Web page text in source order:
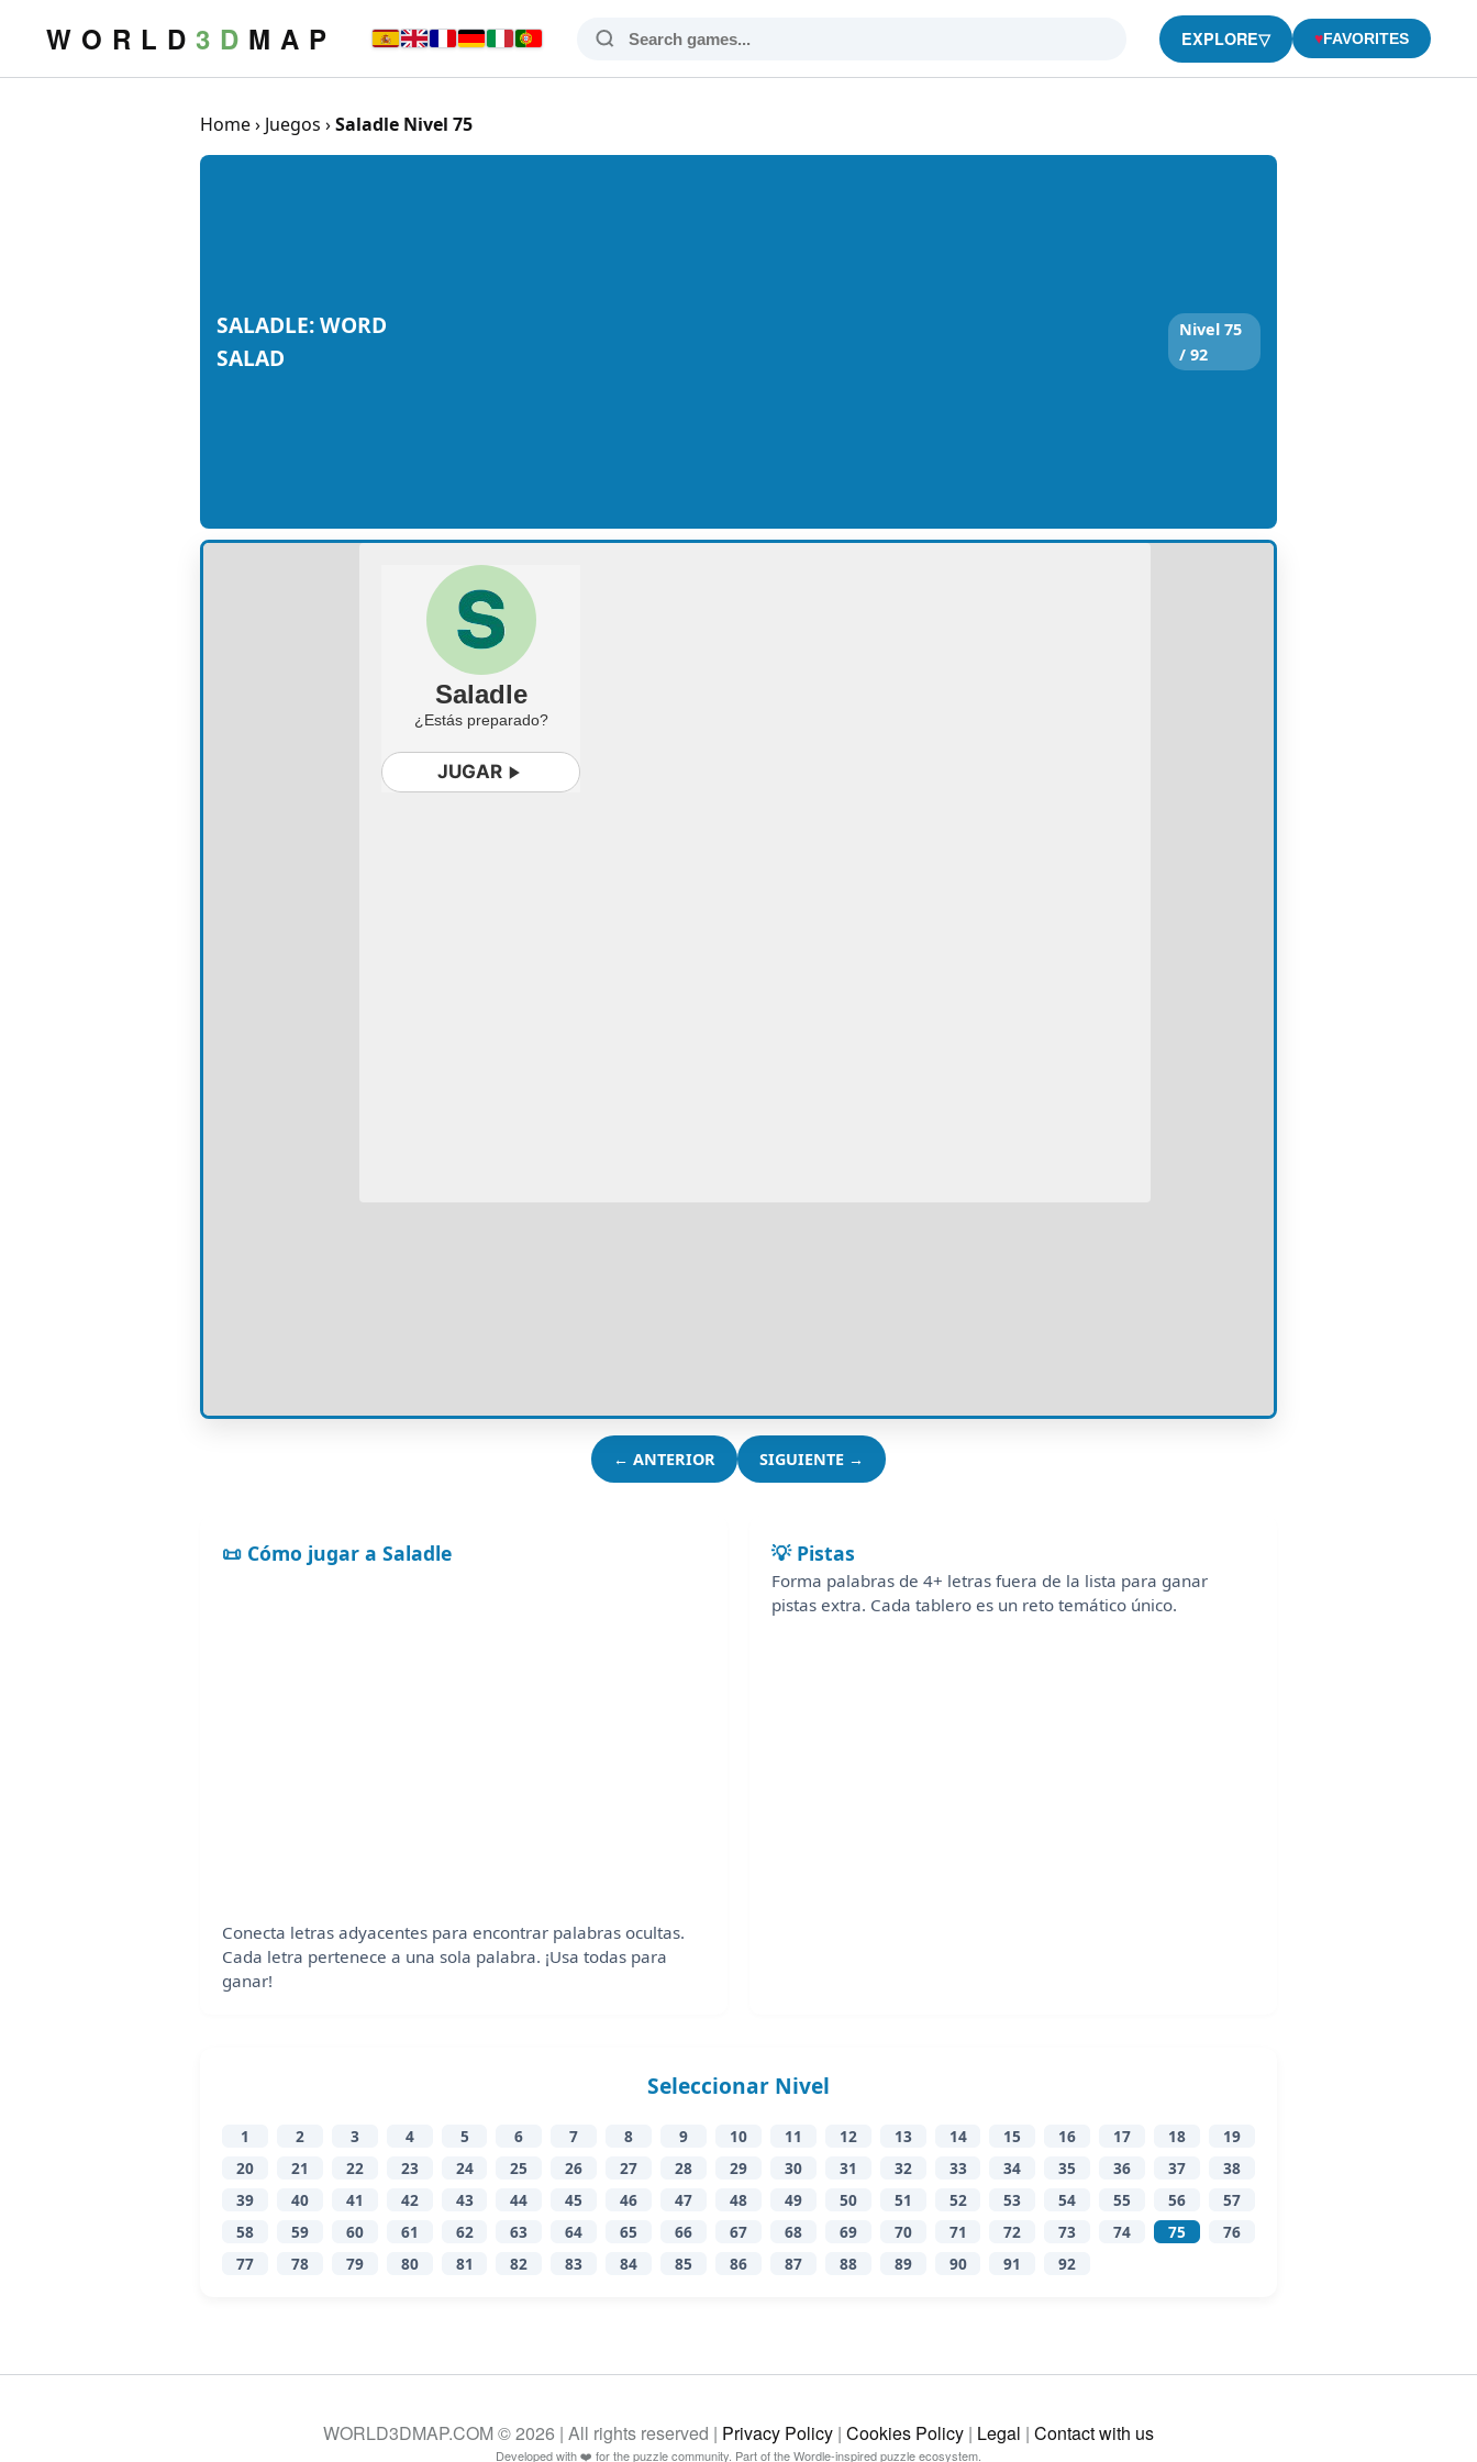
W O R L D 3 D M A P EXPLORE▽ ♥FAVORITES
Home› Juegos ›Saladle Nivel 75
SALADLE: WORD
SALAD
Nivel 75
/ 92
← ANTERIOR SIGUIENTE →
📜 Cómo jugar a Saladle
Conecta letras adyacentes para encontrar palabras ocultas.
Cada letra pertenece a una sola palabra. ¡Usa todas para
ganar!
💡 Pistas
Forma palabras de 4+ letras fuera de la lista para ganar
pistas extra. Cada tablero es un reto temático único.
Seleccionar Nivel
1 2 3 4 5 6 7 8 9 10 11 12 13 14 15 16 17 18
19
20
21 22 23 24 25 26 27 28 29 30 31 32 33 34 35 36 37
38
39
40 41 42 43 44 45 46 47 48 49 50 51 52 53 54 55 56
57
58
59 60 61 62 63 64 65 66 67 68 69 70 71 72 73 74 75
76
77
78 79 80 81 82 83 84 85 86 87 88 89 90 91 92
WORLD3DMAP.COM © 2026 | All rights reserved | Privacy Policy | Cookies Policy | Legal | Contact with us
Developed with ❤️ for the puzzle community. Part of the Wordle-inspired puzzle ecosystem.